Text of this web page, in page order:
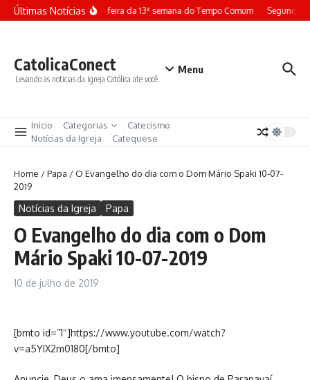
Ir para o conteúdo
Últimas NotíciasTerça-feira da 13ª semana do Tempo Comum Segunda-
CatolicaConect
Levando as noticias da Igreja Católica ate você.
Menu
Inicio Categorias
Catecismo
Notícias da Igreja
Catequese
Home /Papa /O Evangelho do dia com o Dom Mário Spaki 10-07-
2019
Notícias da Igreja Papa
O Evangelho do dia com o Dom
Mário Spaki 10-07-2019
10 de julho de 2019
[bmto id=”1″]https://www.youtube.com/watch?
v=a5YIX2m0180[/bmto]